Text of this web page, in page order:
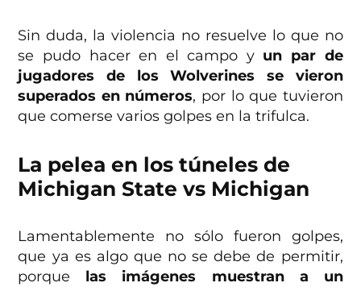
Sin duda, la violencia no resuelve lo que no
se pudo hacer en el campo yun par de
jugadores de los Wolverines se vieron
superados en números, por lo que tuvieron
que comerse varios golpes en la trifulca.
La pelea en los túneles de
Michigan State vs Michigan
Lamentablemente no sólo fueron golpes,
que ya es algo que no se debe de permitir,
porque las imágenes muestran a un